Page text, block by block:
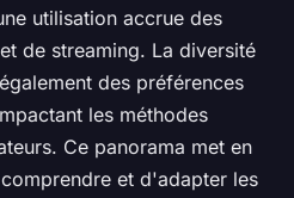
utilisation accrue des
de streaming. La diversité
des préférences
les méthodes
Ce panorama met en
et d'adapter les